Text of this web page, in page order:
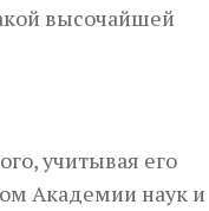
высочайшей
учитывая его
Академии наук и